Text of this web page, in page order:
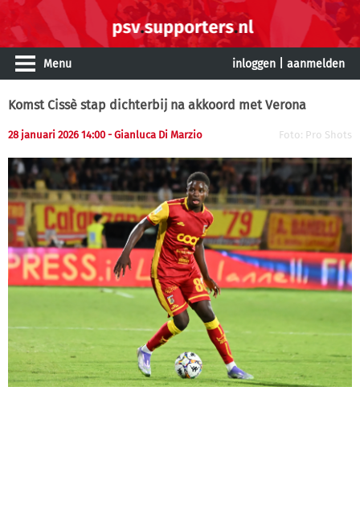
Menu inloggen aanmelden
Komst Cissè stap dichterbij na akkoord met Verona
28 januari 2026 14:00 - Gianluca Di Marzio Foto: Pro Shots